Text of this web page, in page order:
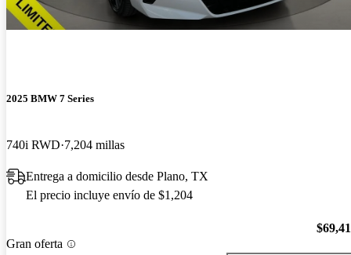
2025 BMW 7 Series
740i RWD 7,204 millas
Entrega a domicilio desde Plano, TX
El precio incluye envío de $1,204
Gran oferta